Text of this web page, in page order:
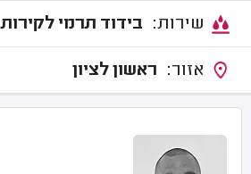
בידוד תרמי לקירות
ראשון לציון